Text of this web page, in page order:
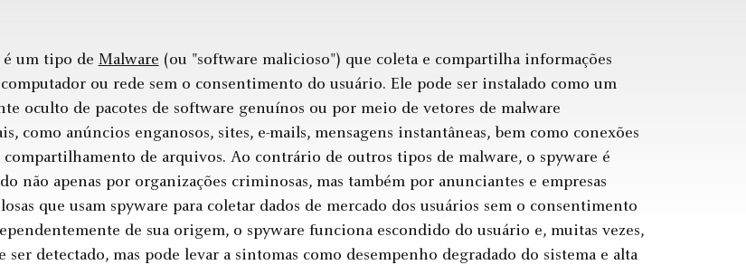
é um tipo de Malware (ou "software malicioso") que coleta e compartilha informações
ou rede sem o consentimento do usuário. Ele pode ser instalado como um
oculto de pacotes de software genuínos ou por meio de vetores de malware
como anúncios enganosos, sites, e-mails, mensagens instantâneas, bem como conexões
compartilhamento de arquivos. Ao contrário de outros tipos de malware, o spyware é
não apenas por organizações criminosas, mas também por anunciantes e empresas
que usam spyware para coletar dados de mercado dos usuários sem o consentimento
de sua origem, o spyware funciona escondido do usuário e, muitas vezes,
ser detectado, mas pode levar a sintomas como desempenho degradado do sistema e alta